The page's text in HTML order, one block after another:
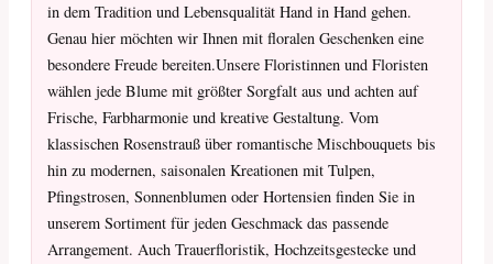
in dem Tradition und Lebensqualität Hand in Hand gehen.
Genau hier möchten wir Ihnen mit floralen Geschenken eine
besondere Freude bereiten.Unsere Floristinnen und Floristen
wählen jede Blume mit größter Sorgfalt aus und achten auf
Frische, Farbharmonie und kreative Gestaltung. Vom
klassischen Rosenstrauß über romantische Mischbouquets bis
hin zu modernen, saisonalen Kreationen mit Tulpen,
Pfingstrosen, Sonnenblumen oder Hortensien finden Sie in
unserem Sortiment für jeden Geschmack das passende
Arrangement. Auch Trauerfloristik, Hochzeitsgestecke und